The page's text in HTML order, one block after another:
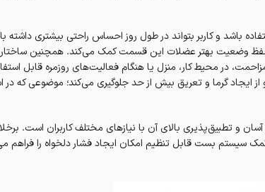
باشد و کاربر بتواند در طول روز احساس راحتی بیشتری داشته
وضعیت بهتر عضلات این قسمت کمک می‌کند. همچنین
در محیط کار، منزل یا هنگام فعالیت‌های روزمره قابل
ایجاد گرما و تعریق بیش از حد جلوگیری می‌کند؛ موضوعی که در
بند قابل تنظیم پین مد کد 2002، قابلیت تنظیم آسان و تطبیق‌پذیری بالای آن با نیازهای مختلف کاربران است.
سیستم بست قابل تنظیم امکان ایجاد فشار دلخواه را فراهم